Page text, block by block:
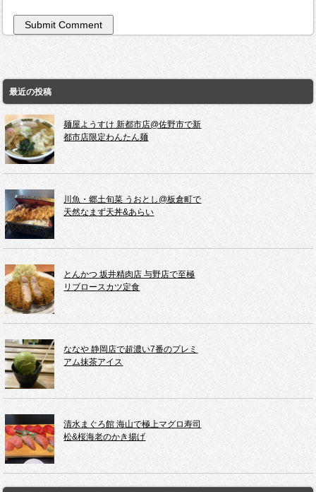
最近の投稿
麺屋ようすけ 新都市店@佐野市で新
都市店限定わんたん麺
川魚・郷土旬菜 うおとし@板倉町で
天然なまず天丼&あらい
とんかつ 坂井精肉店 与野店で至極
リブロースカツ定食
ななや 静岡店で超濃い7番のプレミ
アム抹茶アイス
清水まぐろ館 海山で極上マグロ寿司
松&桜海老のかき揚げ